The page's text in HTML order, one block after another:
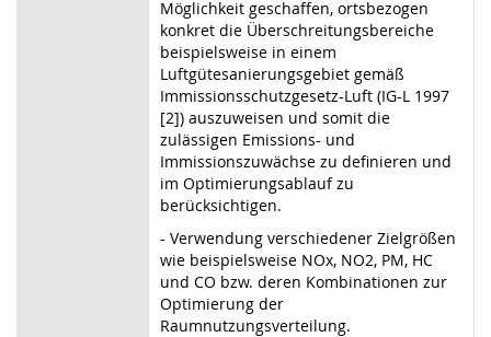
Möglichkeit geschaffen, ortsbezogen
konkret die Überschreitungsbereiche
beispielsweise in einem
Luftgütesanierungsgebiet gemäß
Immissionsschutzgesetz-Luft (IG-L 1997
[2]) auszuweisen und somit die
zulässigen Emissions- und
Immissionszuwächse zu definieren und
im Optimierungsablauf zu
berücksichtigen.
- Verwendung verschiedener Zielgrößen
wie beispielsweise NOx, NO2, PM, HC
und CO bzw. deren Kombinationen zur
Optimierung der
Raumnutzungsverteilung.